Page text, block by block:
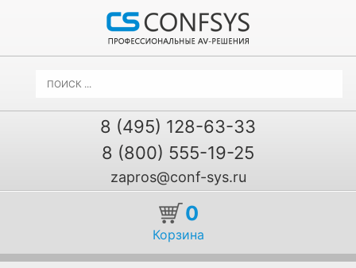
8 (495) 128-63-33
8 (800) 555-19-25
zapros@conf-sys.ru
0
Корзина